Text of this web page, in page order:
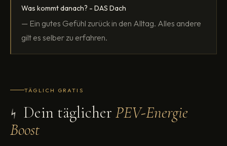
Was kommt danach? - DAS Dach
— Ein gutes Gefühl zurück in den Alltag. Alles andere
gilt es selber zu erfahren.
TÄGLICH GRATIS
⚡ Dein täglicher PEV-Energie
Boost